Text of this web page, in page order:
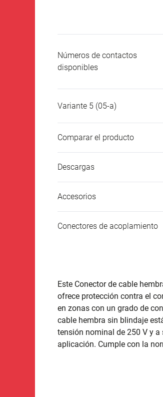
Números de contactos
disponibles
Variante 5 (05-a)
Comparar el producto
Descargas
Accesorios
Conectores de acoplamiento
Este Conector de cable
ofrece protección contra el
en zonas con un grado de
cable hembra sin blindaje
tensión nominal de 250 V y
aplicación. Cumple con la